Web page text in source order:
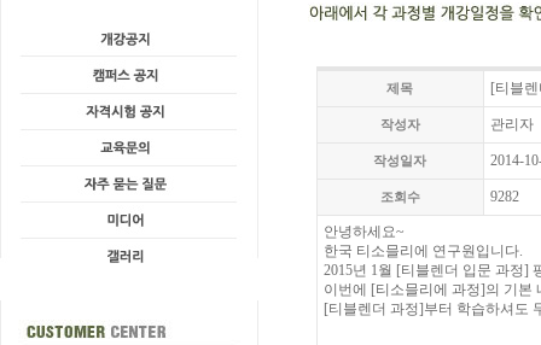
제목 [티블
작성자 관리자
작성일자 2014-
조회수 9282
안녕하세요~
한국 티소믈리에 연구원입니다.
2015년 1월 [티블렌더 입문 과정]
이번에 [티소믈리에 과정]의 기본
[티블렌더 과정]부터 학습하셔도